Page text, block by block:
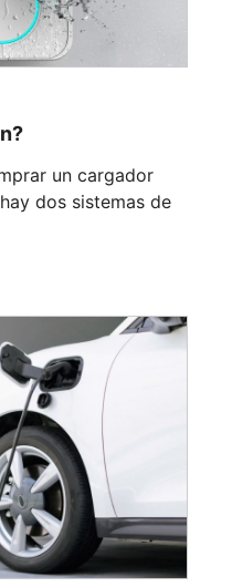
dos sistemas de